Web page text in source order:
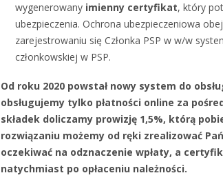
wygenerowany imienny certyfikat, który
ubezpieczenia. Ochrona ubezpieczeniowa
zarejestrowaniu się Członka PSP w w/w
członkowskiej w PSP.
Od roku 2020 powstał nowy system do
obsługujemy tylko płatności online za
składek doliczamy prowizję 1,5%, którą
rozwiązaniu możemy od ręki zrealizować
oczekiwać na odznaczenie wpłaty, a
natychmiast po opłaceniu należności.